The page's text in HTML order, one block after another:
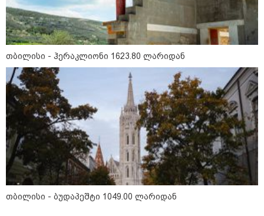
თბილისი - ჰერაკლიონი 1623.80 ლარიდან
თბილისი - ბუდაპეშტი 1049.00 ლარიდან